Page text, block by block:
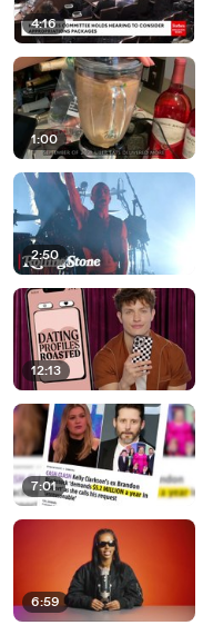
4:16
1:00
2:50
12:13
7:01
6:59